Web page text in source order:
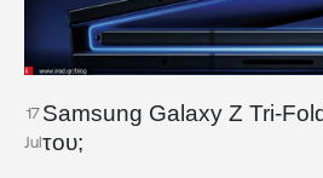
17
Jul
Samsung Galaxy Z Tri-
του;